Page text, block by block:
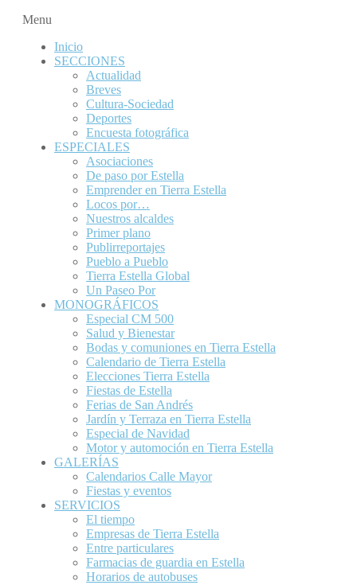
Menu
Inicio
SECCIONES
Actualidad
Breves
Cultura-Sociedad
Deportes
Encuesta fotográfica
ESPECIALES
Asociaciones
De paso por Estella
Emprender en Tierra Estella
Locos por…
Nuestros alcaldes
Primer plano
Publirreportajes
Pueblo a Pueblo
Tierra Estella Global
Un Paseo Por
MONOGRÁFICOS
Especial CM 500
Salud y Bienestar
Bodas y comuniones en Tierra Estella
Calendario de Tierra Estella
Elecciones Tierra Estella
Fiestas de Estella
Ferias de San Andrés
Jardín y Terraza en Tierra Estella
Especial de Navidad
Motor y automoción en Tierra Estella
GALERÍAS
Calendarios Calle Mayor
Fiestas y eventos
SERVICIOS
El tiempo
Empresas de Tierra Estella
Entre particulares
Farmacias de guardia en Estella
Horarios de autobuses